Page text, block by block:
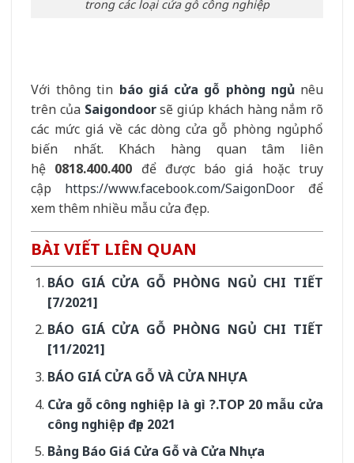
trong các loại cửa gỗ công nghiệp
Với thông tin báo giá cửa gỗ phòng ngủnêu
trên của Saigondoorsẽ giúp khách hàng nắm rõ
các mức giá về các dòng cửa gỗ phòng ngủphổ
biến nhất. Khách hàng quan tâm liên
hệ 0818.400.400 để được báo giá hoặc truy
cập https://www.facebook.com/SaigonDoor để
xem thêm nhiều mẫu cửa đẹp.
BÀI VIẾT LIÊN QUAN
BÁO GIÁ CỬA GỖ PHÒNG NGỦ CHI TIẾT
[7/2021]
BÁO GIÁ CỬA GỖ PHÒNG NGỦ CHI TIẾT
[11/2021]
BÁO GIÁ CỬA GỖ VÀ CỬA NHỰA
Cửa gỗ công nghiệp là gì ?.TOP 20 mẫu cửa
công nghiệp đẹp 2021
Bảng Báo Giá Cửa Gỗ và Cửa Nhựa